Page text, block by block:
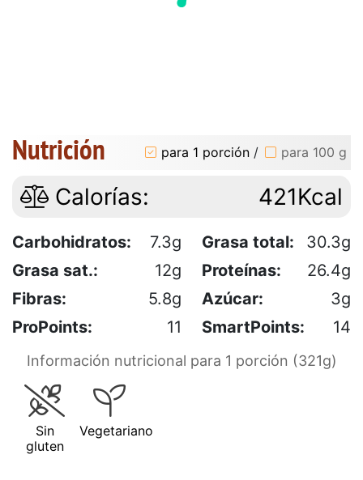
Nutrición para 1 porción / para 100 g
Calorías: 421Kcal
Carbohidratos: 7.3g Grasa total:
30.3g
Grasa sat.:
12g Proteínas:
26.4g
Fibras:
5.8g Azúcar:
3g
ProPoints:
11 SmartPoints: 14
Información nutricional para 1 porción (321g)
Sin
gluten
Vegetariano